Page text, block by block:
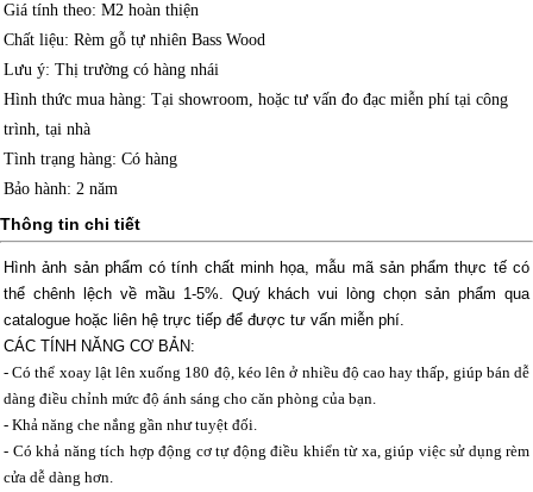
Giá tính theo: M2 hoàn thiện
Chất liệu: Rèm gỗ tự nhiên Bass Wood
Lưu ý: Thị trường có hàng nhái
Hình thức mua hàng: Tại showroom, hoặc tư vấn đo đạc miễn phí tại công
trình, tại nhà
Tình trạng hàng: Có hàng
Bảo hành: 2 năm
Thông tin chi tiết
Hình ảnh sản phẩm có tính chất minh họa, mẫu mã sản phẩm thực tế có
thể chênh lệch về mầu 1-5%. Quý khách vui lòng chọn sản phẩm qua
catalogue hoặc liên hệ trực tiếp để được tư vấn miễn phí.
CÁC TÍNH NĂNG CƠ BẢN:
- Có thể xoay lật lên xuống 180 độ, kéo lên ở nhiều độ cao hay thấp, giúp bán dễ
dàng điều chỉnh mức độ ánh sáng cho căn phòng của bạn.
- Khả năng che nắng gần như tuyệt đối.
- Có khả năng tích hợp động cơ tự động điều khiển từ xa, giúp việc sử dụng rèm
cửa dễ dàng hơn.